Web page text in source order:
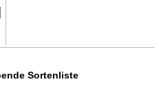
Sortenliste